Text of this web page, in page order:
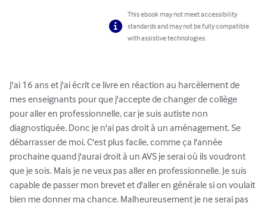
This ebook may not meet accessibility
standards and may not be fully compatible
with assistive technologies.
J'ai 16 ans et j'ai écrit ce livre en réaction au harcèlement de
mes enseignants pour que j'accepte de changer de collège
pour aller en professionnelle, car je suis autiste non
diagnostiquée. Donc je n'ai pas droit à un aménagement. Se
débarrasser de moi. C'est plus facile, comme ça l'année
prochaine quand j'aurai droit à un AVS je serai où ils voudront
que je sois. Mais je ne veux pas aller en professionnelle. Je suis
capable de passer mon brevet et d'aller en générale si on voulait
bien me donner ma chance. Malheureusement je ne serai pas